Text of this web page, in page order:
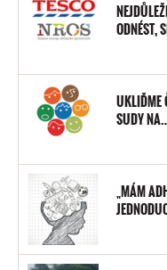
ODNÉST,
UKLIĎME
SUDY
„MÁM